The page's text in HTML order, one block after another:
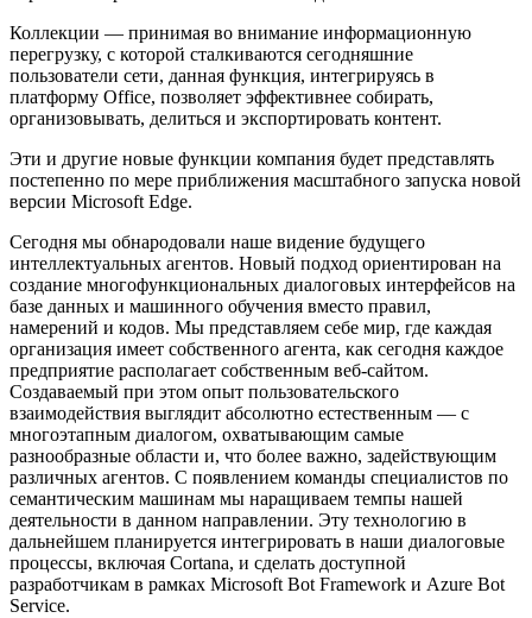
Коллекции — принимая во внимание информационную
перегрузку, с которой сталкиваются сегодняшние
пользователи сети, данная функция, интегрируясь в
платформу Office, позволяет эффективнее собирать,
организовывать, делиться и экспортировать контент.
Эти и другие новые функции компания будет представлять
постепенно по мере приближения масштабного запуска новой
версии Microsoft Edge.
Сегодня мы обнародовали наше видение будущего
интеллектуальных агентов. Новый подход ориентирован на
создание многофункциональных диалоговых интерфейсов на
базе данных и машинного обучения вместо правил,
намерений и кодов. Мы представляем себе мир, где каждая
организация имеет собственного агента, как сегодня каждое
предприятие располагает собственным веб-сайтом.
Создаваемый при этом опыт пользовательского
взаимодействия выглядит абсолютно естественным — с
многоэтапным диалогом, охватывающим самые
разнообразные области и, что более важно, задействующим
различных агентов. С появлением команды специалистов по
семантическим машинам мы наращиваем темпы нашей
деятельности в данном направлении. Эту технологию в
дальнейшем планируется интегрировать в наши диалоговые
процессы, включая Cortana, и сделать доступной
разработчикам в рамках Microsoft Bot Framework и Azure Bot
Service.